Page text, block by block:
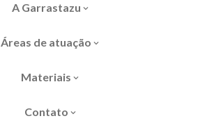
A Garrastazu
Áreas de atuação
Materiais
Contato